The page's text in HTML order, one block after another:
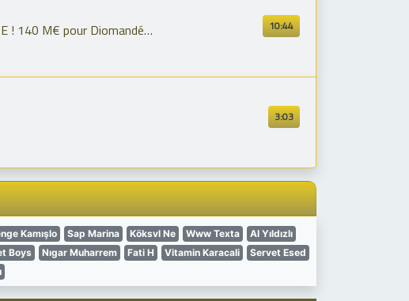
10:44
! 140 M€ pour Diomandé…
3:03
Kamışlo Sap Marina Köksvl Ne Www Texta
Al Yıldızlı
Boys Nıgar Muharrem Fati H Vitamin Karacali
Servet Esed